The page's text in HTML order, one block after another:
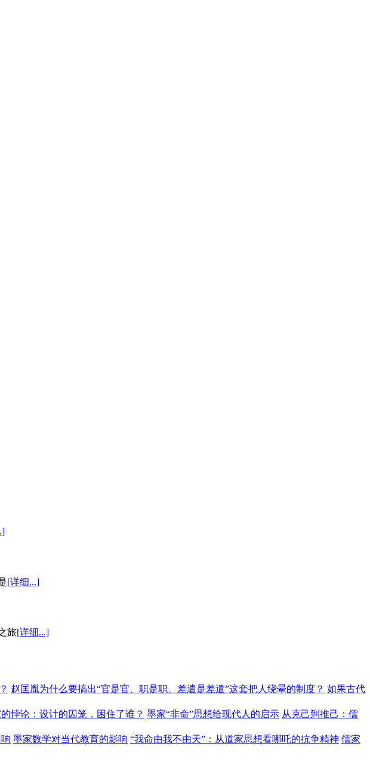
[详细...]
旅[详细...]
赵匡胤为什么要搞出“官是官、职是职、差遣是差遣”这套把人绕晕的制度？ 如果古代
悖论：设计的囚笼，困住了谁？ 墨家“非命”思想给现代人的启示 从克己到推己：儒
墨家数学对当代教育的影响 “我命由我不由天”：从道家思想看哪吒的抗争精神 儒家